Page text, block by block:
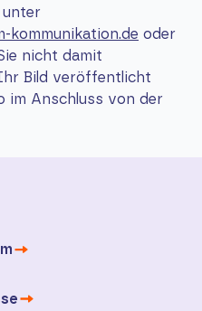
unter
kommunikation.de oder
nicht damit
Bild veröffentlicht
im Anschluss von der